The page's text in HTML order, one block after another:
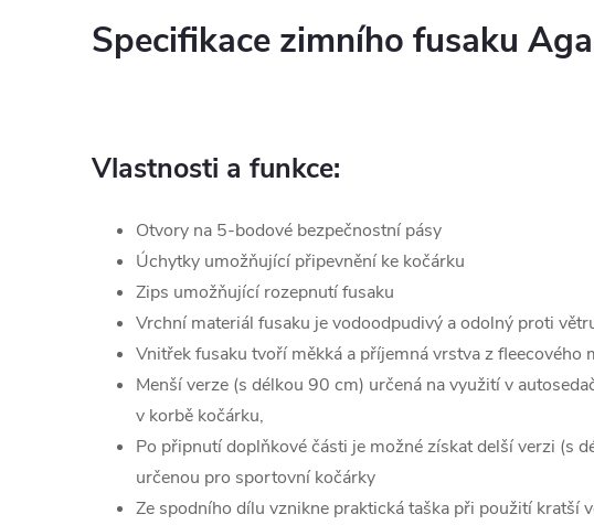
Specifikace zimního fusaku
Vlastnosti a funkce:
Otvory na 5-bodové bezpečnostní pásy
Úchytky umožňující připevnění ke kočárku
Zips umožňující rozepnutí fusaku
Vrchní materiál fusaku je vodoodpudivý a odolný proti
Vnitřek fusaku tvoří měkká a příjemná vrstva z fleecového
Menší verze (s délkou 90 cm) určená na využití v
v korbě kočárku,
Po připnutí doplňkové části je možné získat delší verzi (s
určenou pro sportovní kočárky
Ze spodního dílu vznikne praktická taška při použití kratší